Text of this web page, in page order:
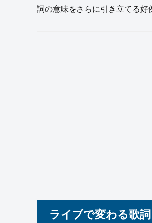
詞の意味をさらに引き立てる好
ライブで変わる歌